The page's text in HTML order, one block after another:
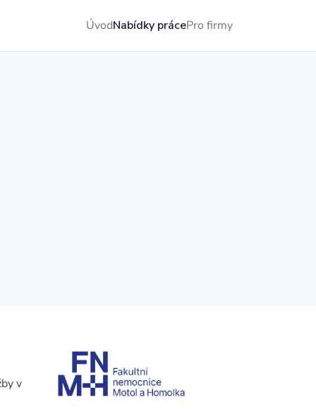
ÚvodNabídky prácePro firmy
v